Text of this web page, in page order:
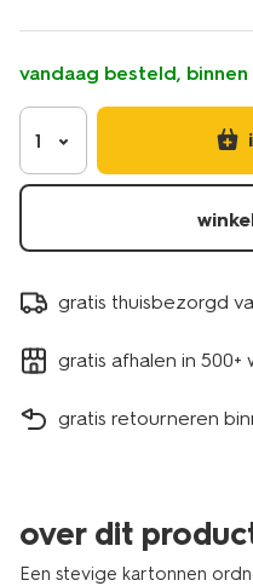
rings-
smal-
zwart-
a4-
14840189.html
vandaag besteld, binnen
1
gratis thuisbezorgd
gratis afhalen in 500+
gratis retourneren
over dit
Een stevige kartonnen